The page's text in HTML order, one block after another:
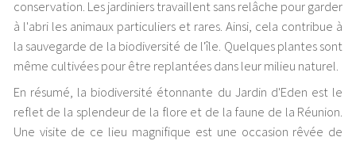
conservation. Les jardiniers travaillent sans relâche pour garder
à l'abri les animaux particuliers et rares. Ainsi, cela contribue à
la sauvegarde de la biodiversité de l'île. Quelques plantes sont
même cultivées pour être replantées dans leur milieu naturel.
En résumé, la biodiversité étonnante du Jardin d'Eden est le
reflet de la splendeur de la flore et de la faune de la Réunion.
Une visite de ce lieu magnifique est une occasion rêvée de